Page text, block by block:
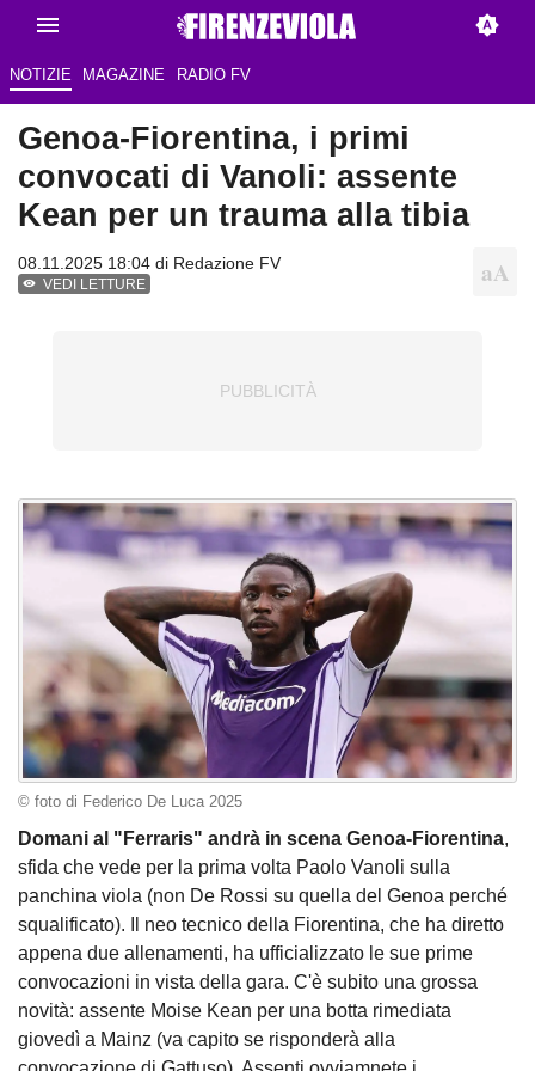
NOTIZIE MAGAZINE RADIO FV
Genoa-Fiorentina, i primi
convocati di Vanoli: assente
Kean per un trauma alla tibia
08.11.2025 18:04 di Redazione FV
VEDI LETTURE
© foto di Federico De Luca 2025
Domani al "Ferraris" andrà in scena Genoa-Fiorentina,
sfida che vede per la prima volta Paolo Vanoli sulla
panchina viola (non De Rossi su quella del Genoa perché
squalificato). Il neo tecnico della Fiorentina, che ha diretto
appena due allenamenti, ha ufficializzato le sue prime
convocazioni in vista della gara. C'è subito una grossa
novità: assente Moise Kean per una botta rimediata
giovedì a Mainz (va capito se risponderà alla